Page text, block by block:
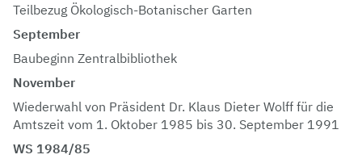
Teilbezug Ökologisch-Botanischer Garten
September
Baubeginn Zentralbibliothek
November
Wiederwahl von Präsident Dr. Klaus Dieter Wolff für die
Amtszeit vom 1. Oktober 1985 bis 30. September 1991
WS 1984/85